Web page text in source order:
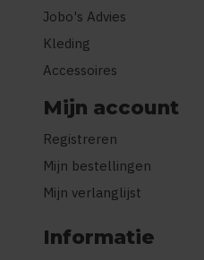
Jobo's Advies
Kleding
Accessoires
Mijn account
Registreren
Mijn bestellingen
Mijn verlanglijst
Informatie